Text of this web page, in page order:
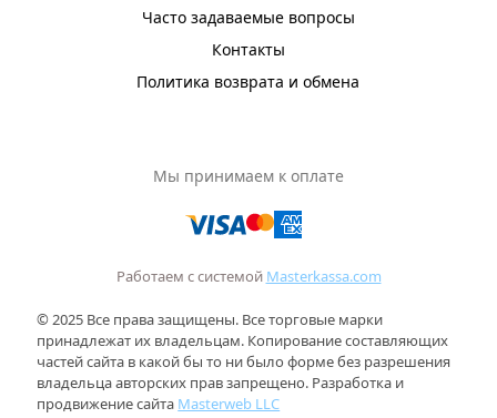
Часто задаваемые вопросы
Контакты
Политика возврата и обмена
Мы принимаем к оплате
Работаем с системой Masterkassa.com
© 2025 Все права защищены. Все торговые марки
принадлежат их владельцам. Копирование составляющих
частей сайта в какой бы то ни было форме без разрешения
владельца авторских прав запрещено. Разработка и
продвижение сайта Masterweb LLC